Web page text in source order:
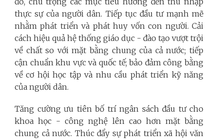
thực sự của người dân. Tiếp tục đầu tư mạnh mẽ
nhằm phát triển và phát huy vốn con người. Cải
cách hiệu quả hệ thống giáo dục - đào tạo vượt trội
về chất so với mặt bằng chung của cả nước; tiếp
cận chuẩn khu vực và quốc tế; bảo đảm công bằng
về cơ hội học tập và nhu cầu phát triển kỹ năng
của người dân.
Tăng cường ưu tiên bố trí ngân sách đầu tư cho
khoa học - công nghệ lên cao hơn mặt bằng
chung cả nước. Thúc đẩy sự phát triển xã hội văn